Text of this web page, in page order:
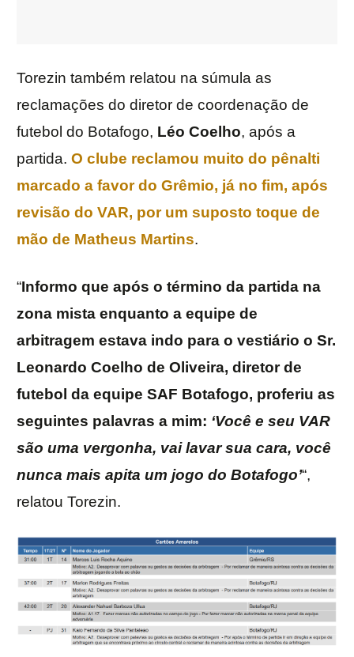
Torezin também relatou na súmula as
reclamações do diretor de coordenação de
futebol do Botafogo, Léo Coelho, após a
partida. O clube reclamou muito do pênalti
marcado a favor do Grêmio, já no fim, após
revisão do VAR, por um suposto toque de
mão de Matheus Martins.
“Informo que após o término da partida na
zona mista enquanto a equipe de
arbitragem estava indo para o vestiário o Sr.
Leonardo Coelho de Oliveira, diretor de
futebol da equipe SAF Botafogo, proferiu as
seguintes palavras a mim: ‘Você e seu VAR
são uma vergonha, vai lavar sua cara, você
nunca mais apita um jogo do Botafogo’“,
relatou Torezin.